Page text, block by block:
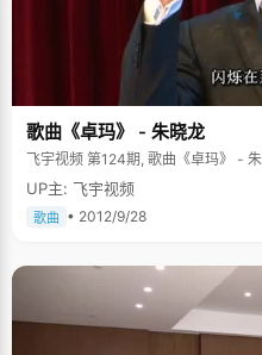
歌曲《卓玛》 - 朱晓龙
飞宇视频 第124期, 歌曲《卓玛》 -
UP主: 飞宇视频
歌曲 • 2012/9/28